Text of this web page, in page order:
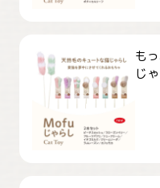
も
じ